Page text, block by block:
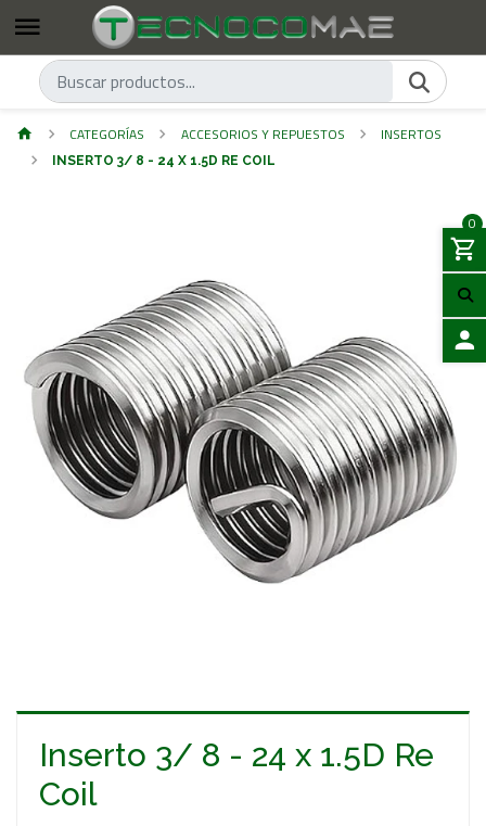
0
CATEGORÍAS ACCESORIOS Y REPUESTOS INSERTOS
INSERTO 3/ 8 - 24 X 1.5D RE COIL
Inserto 3/ 8 - 24 x 1.5D Re
Coil